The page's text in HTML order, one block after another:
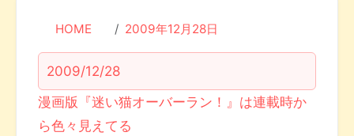
HOME 2009年12月28日
2009/12/28
漫画版『迷い猫オーバーラン！』は連載時か
ら色々見えてる